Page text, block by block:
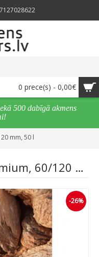
0 prece(s) - 0,00€
500 dabīgā akmens
mm, 50 l
Priežu mizu mulča Premium, 60/120 mm, 50 l
-26%